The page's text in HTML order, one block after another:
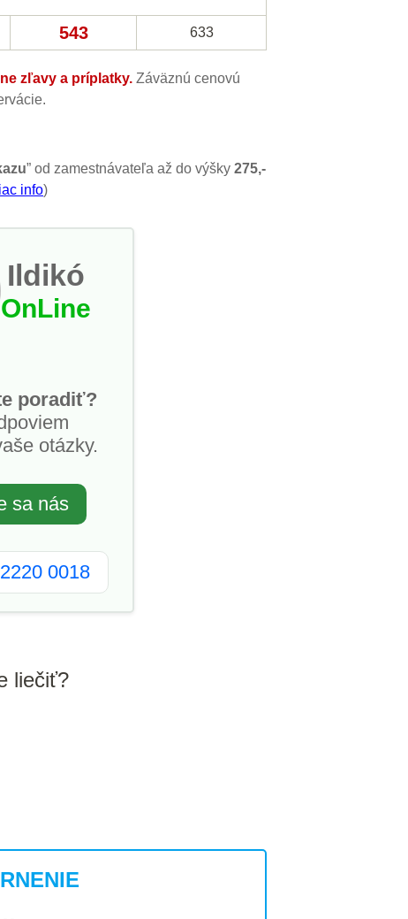
543 633
zľavy a príplatky. Záväznú cenovú
” od zamestnávateľa až do výšky 275,-
info)
Ildikó
OnLine
poradiť?
otázky.
sa nás
0018
liečiť?